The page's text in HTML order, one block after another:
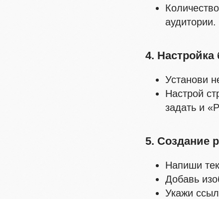
аудитории.
4. Настройка
Установи
Настрой
задать и
5. Создание
Напиши
Добавь
Укажи